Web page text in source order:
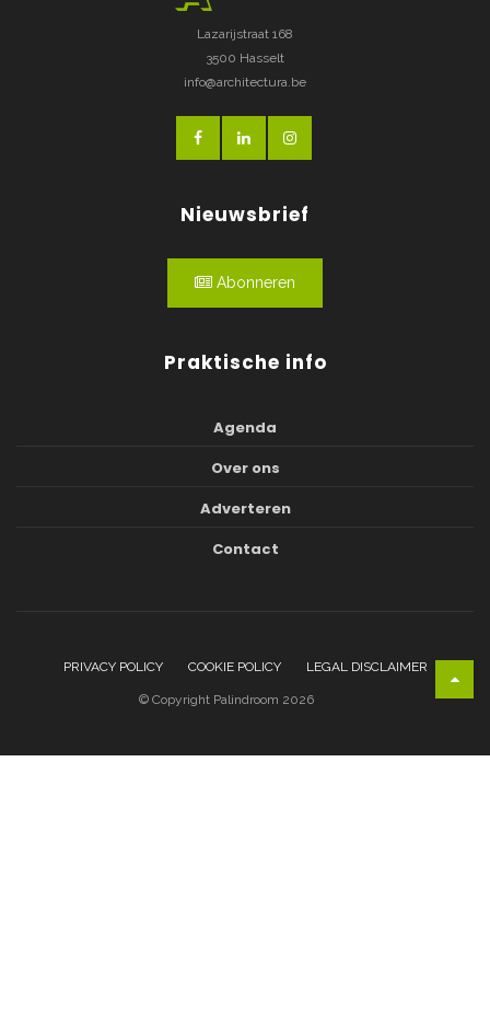
Lazarijstraat 168
3500 Hasselt
info@architectura.be
Nieuwsbrief
Abonneren
Praktische info
Agenda
Over ons
Adverteren
Contact
PRIVACY POLICY COOKIE POLICY LEGAL DISCLAIMER
© Copyright Palindroom 2026